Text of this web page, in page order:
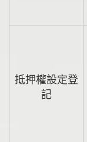
抵押權設定登
記